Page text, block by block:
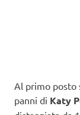
Al primo posto
panni di Katy